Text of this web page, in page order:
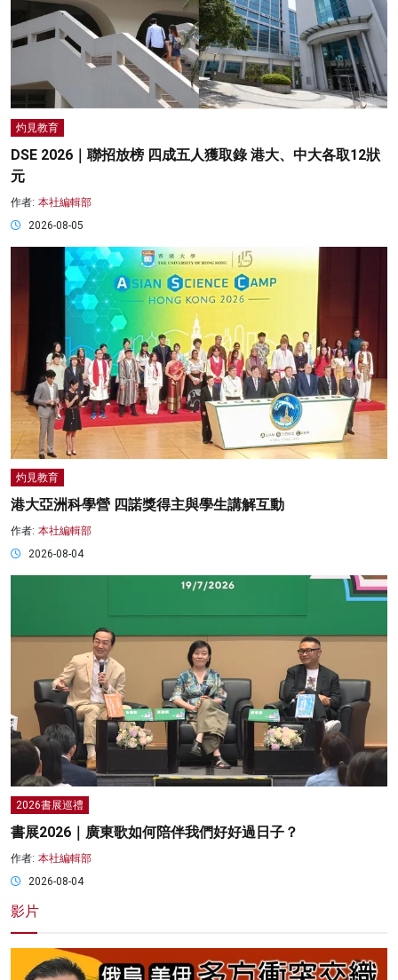
灼見教育
DSE 2026｜聯招放榜 四成五人獲取錄 港大、中大各取12狀
元
作者: 本社編輯部
2026-08-05
灼見教育
港大亞洲科學營 四諾獎得主與學生講解互動
作者: 本社編輯部
2026-08-04
2026書展巡禮
書展2026｜廣東歌如何陪伴我們好好過日子？
作者: 本社編輯部
2026-08-04
影片